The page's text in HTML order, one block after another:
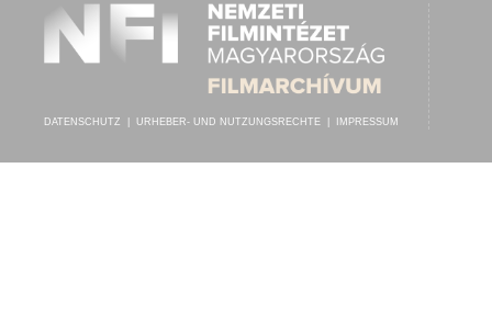
DATENSCHUTZ URHEBER- UND NUTZUNGSRECHTE IMPRESSUM